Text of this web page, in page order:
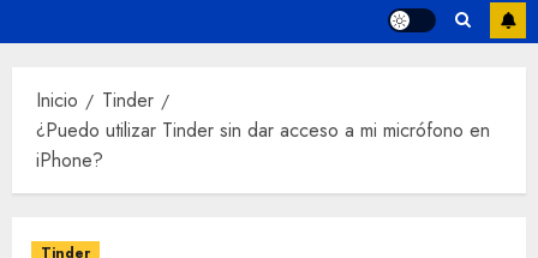
Inicio
Tinder
¿Puedo utilizar Tinder sin dar acceso a mi micrófono en
iPhone?
Tinder